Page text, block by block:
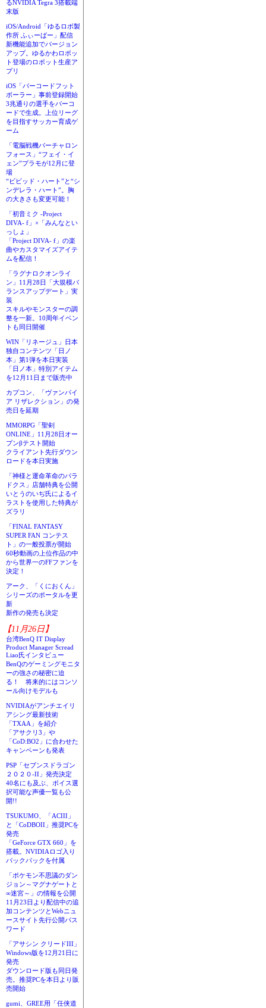
るNVIDIA Tegra 3搭載端
末版
iOS/Android「ゆるロボ製
作所 ふぃーばー」配信
新機能追加でバージョン
アップ。ゆるかわロボッ
ト登場のロボット生産ア
プリ
iOS「バーコードフット
ボーラー」事前登録開始
3兆通りの選手をバーコ
ードで生成。上位リーグ
を目指すサッカー育成ゲ
ーム
「電脳戦機バーチャロン
フォース」“フェイ・イ
ェン”プラモが12月に登
場
“ビビッド・ハート”と“シ
ンデレラ・ハート”。胸
の大きさも変更可能！
「初音ミク -Project
DIVA- f」×「みんなとい
っしょ」
「Project DIVA- f」の楽
曲やカスタマイズアイテ
ムを配信！
「ラグナロクオンライ
ン」11月28日「大規模バ
ランスアップデート」実
装
スキルやモンスターの調
整を一新。10周年イベン
トも同日開催
WIN「リネージュ」日本
独自コンテンツ「日ノ
本」第1弾を本日実装
「日ノ本」特別アイテム
を12月11日まで販売中
カプコン、「ヴァンパイ
ア リザレクション」の発
売日を延期
MMORPG「聖剣
ONLINE」11月28日オー
プンβテスト開始
クライアント先行ダウン
ロードを本日実施
「神様と運命革命のパラ
ドクス」店舗特典を公開
いとうのいぢ氏によるイ
ラストを使用した特典が
ズラリ
「FINAL FANTASY
SUPER FAN コンテス
ト」の一般投票が開始
60秒動画の上位作品の中
から世界一のFFファンを
決定！
アーク、「くにおくん」
シリーズのポータルを更
新
新作の発売も決定
【11月26日】
台湾BenQ IT Display
Product Manager Scread
Liao氏インタビュー
BenQのゲーミングモニタ
ーの強さの秘密に迫
る！ 将来的にはコンソ
ール向けモデルも
NVIDIAがアンチエイリ
アシング最新技術
「TXAA」を紹介
「アサクリ3」や
「CoD:BO2」に合わせた
キャンペーンも発表
PSP「セブンスドラゴン
２０２０-II」発売決定
40名にも及ぶ、ボイス選
択可能な声優一覧も公
開!!
TSUKUMO、「ACIII」
と「CoDBOII」推奨PCを
発売
「GeForce GTX 660」を
搭載。NVIDIAロゴ入り
バックパックを付属
「ポケモン不思議のダン
ジョン～マグナゲートと
∞迷宮～」の情報を公開
11月23日より配信中の追
加コンテンツとWebニュ
ースサイト先行公開パス
ワード
「アサシン クリードIII」
Windows版を12月21日に
発売
ダウンロード版も同日発
売。推奨PCを本日より販
売開始
gumi、GREE用「任侠道